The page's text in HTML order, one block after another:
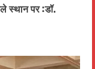
स्थान पर :डॉ.